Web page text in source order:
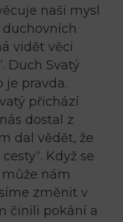
naši mysl
duchovních
vidět věci
Duch Svatý
je pravda.
přichází
dostal z
dal vědět, že
Když se
nám
změnit v
činili pokání a